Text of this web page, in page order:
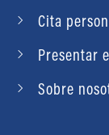
Cita
Presentar
Sobre